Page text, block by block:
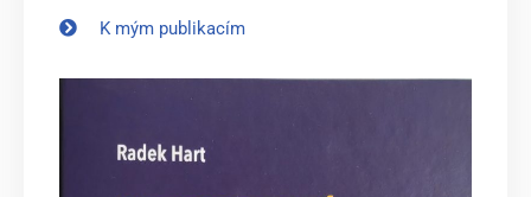
K mým publikacím